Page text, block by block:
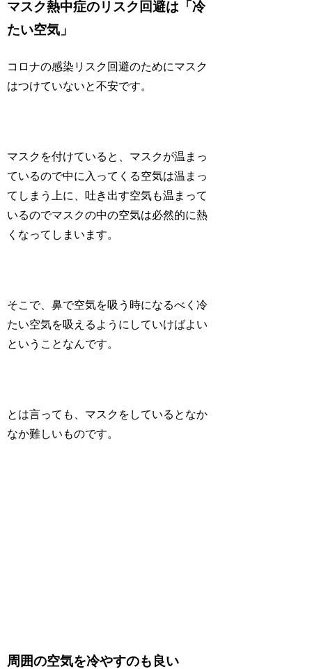
マスク熱中症のリスク回避は「冷
たい空気」
コロナの感染リスク回避のためにマスク
はつけていないと不安です。
マスクを付けていると、マスクが温まっ
ているので中に入ってくる空気は温まっ
てしまう上に、吐き出す空気も温まって
いるのでマスクの中の空気は必然的に熱
くなってしまいます。
そこで、鼻で空気を吸う時になるべく冷
たい空気を吸えるように していけばよい
ということなんです。
とは言っても、マスクをしているとなか
なか難しいものです。
周囲の空気を冷やすのも良い